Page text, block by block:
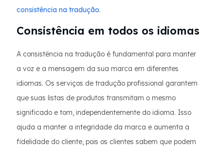
consistência na tradução.
Consistência em todos os idiomas
A consistência na tradução é fundamental para manter
a voz e a mensagem da sua marca em diferentes
idiomas. Os serviços de tradução profissional garantem
que suas listas de produtos transmitam o mesmo
significado e tom, independentemente do idioma. Isso
ajuda a manter a integridade da marca e aumenta a
fidelidade do cliente, pois os clientes sabem que podem